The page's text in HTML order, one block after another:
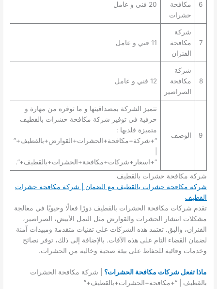
6
مكافحة
حشرات
20 فني و عامل
7
شركة
مكافحة
الفئران
11 فني و عامل
8
شركة
مكافحة
الصراصير
12 فني و عامل
9 الوصف
تتميز الشركة بمصداقيتها و ما توفره من مهارة و
حرفية في توفير شركة مكافحة حشرات بالقطيف
متميزة فلديها :
“+شركة+مكافحة+الحشرات+القوارض+بالقطيف+”
“+اسعار+شركات+مكافحة+الحشرات+بالقطيف+”.
شركة مكافحة حشرات بالقطيف
شركة مكافحة حشرات بالقطيف مع الضمان | شركة مكافحة حشرات
القطيف
تقدم شركات مكافحة الحشرات بالقطيف دورًا فعالًا وحيويًا في معالجة
مشكلات انتشار الحشرات والقوارض مثل النمل الأبيض، الصراصير،
الفئران، والبق. تعتمد هذه الشركات على تقنيات متقدمة ومبيدات آمنة
لضمان القضاء التام على هذه الآفات. بالإضافة إلى ذلك، توفر نصائح
وخدمات وقائية للحفاظ على بيئة صحية وخالية من الحشرات.
ماذا تفعل شركات مكافحة الحشرات؟ | شركة مكافحة الحشرات
بالقطيف | “+مكافحة+الحشرات+بالقطيف+”